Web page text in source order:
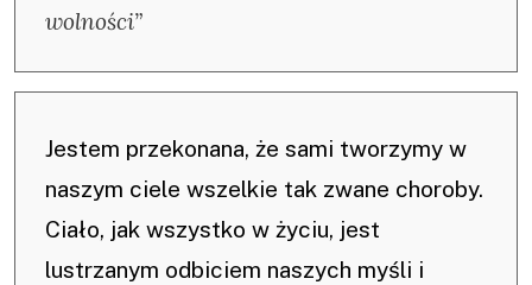
wolności”
Jestem przekonana, że sami tworzymy w
naszym ciele wszelkie tak zwane choroby.
Ciało, jak wszystko w życiu, jest
lustrzanym odbiciem naszych myśli i